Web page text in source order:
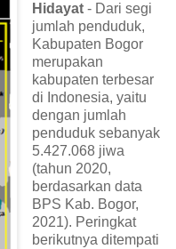
Hidayat - Dari segi
jumlah penduduk,
Kabupaten Bogor
merupakan
kabupaten terbesar
di Indonesia, yaitu
dengan jumlah
penduduk sebanyak
5.427.068 jiwa
(tahun 2020,
berdasarkan data
BPS Kab. Bogor,
2021). Peringkat
berikutnya ditempati